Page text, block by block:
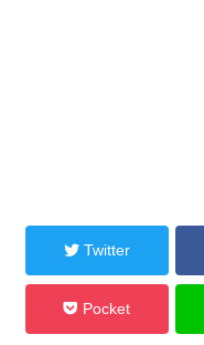
Twitter
Pocket